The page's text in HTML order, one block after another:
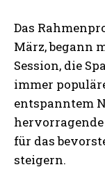
Das
März, begann
Session, die
immer
entspanntem
für das
steigern.